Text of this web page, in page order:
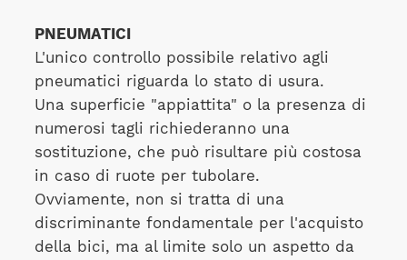
PNEUMATICI
L'unico controllo possibile relativo agli
pneumatici riguarda lo stato di usura.
Una superficie "appiattita" o la presenza di
numerosi tagli richiederanno una
sostituzione, che può risultare più costosa
in caso di ruote per tubolare.
Ovviamente, non si tratta di una
discriminante fondamentale per l'acquisto
della bici, ma al limite solo un aspetto da